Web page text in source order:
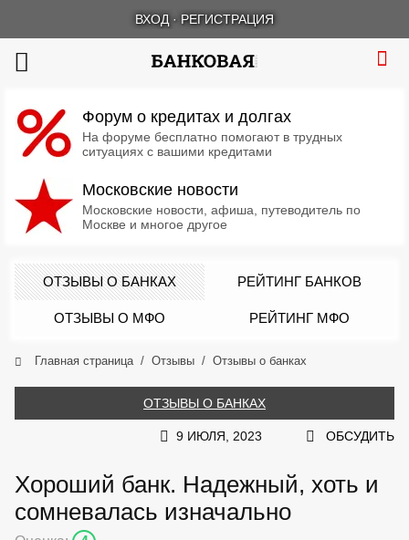
ВХОД · РЕГИСТРАЦИЯ
Форум о кредитах и долгах
На форуме бесплатно помогают в трудных
ситуациях с вашими кредитами
Московские новости
Московские новости, афиша, путеводитель по
Москве и многое другое
ОТЗЫВЫ О БАНКАХ РЕЙТИНГ БАНКОВ
ОТЗЫВЫ О МФО РЕЙТИНГ МФО
Главная страница Отзывы Отзывы о банках
ОТЗЫВЫ О БАНКАХ
9 ИЮЛЯ, 2023 ОБСУДИТЬ
Хороший банк. Надежный, хоть и
сомневалась изначально